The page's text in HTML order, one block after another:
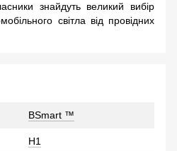
знайдуть великий вибір
світла від провідних
BSmart ™
H1